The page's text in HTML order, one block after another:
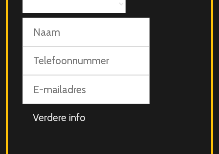
personen
mailadres
Aanvullende
info